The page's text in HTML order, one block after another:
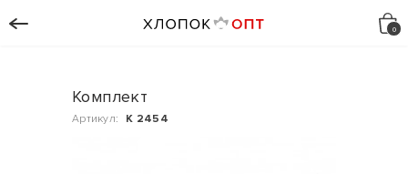
Комплект
Артикул: К 2454